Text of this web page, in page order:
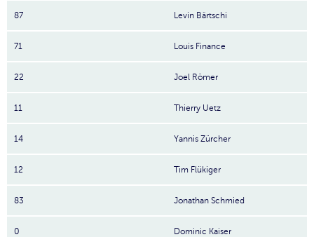
87 Levin Bärtschi
71 Louis Finance
22 Joel Römer
11 Thierry Uetz
14 Yannis Zürcher
12 Tim Flükiger
83 Jonathan Schmied
0 Dominic Kaiser